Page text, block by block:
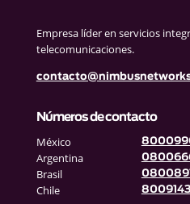
Empresa líder en servicios
telecomunicaciones.
Números de contacto
México
Argentina
Brasil
Chile